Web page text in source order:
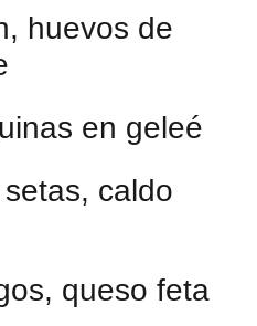
huevos de
en geleé
caldo
queso feta